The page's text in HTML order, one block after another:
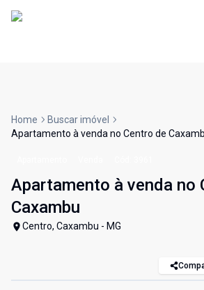
Home
Buscar imóvel
Apartamento à venda no Centro de
Apartamento à venda no
Caxambu
Centro, Caxambu - MG